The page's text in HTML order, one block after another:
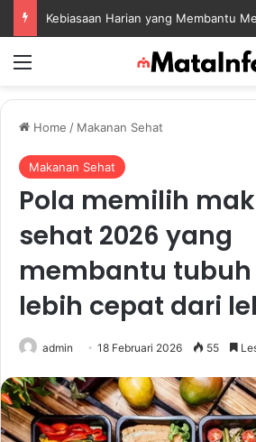
Home / Makanan Sehat
Makanan Sehat
Pola memilih
sehat 2026 yang
membantu
lebih cepat dari
admin 18 Februari 2026 55